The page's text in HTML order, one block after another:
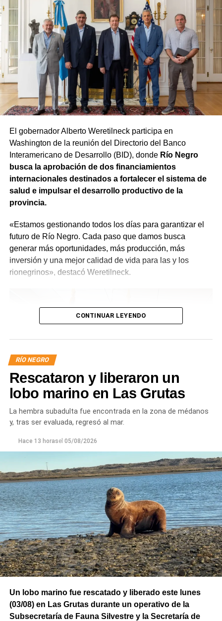
caso de ser aprobado y promulgado, el Poder
Ejecutivo dispondrá de 60 días para dictar el decreto
reglamentario que establecerá los detalles del
proceso.
La funcionaria sostuvo además que la iniciativa no solo
representa una solución para los agentes que se
encuentren en condiciones de acceder a la estabilidad,
sino que también busca garantizar que el procedimiento
se desarrolle con responsabilidad. «Tenemos que dar
hecho con absoluta responsabilidad y con la visión de
que quienes estén trabajando en el Estado sean los
mejores», expresó.
El gobernador Alberto Weretilneck participa en
Washington de la reunión del Directorio del Banco
Interamericano de Desarrollo (BID), donde Río Negro
busca la aprobación de dos financiamientos
internacionales destinados a fortalecer el sistema de
salud e impulsar el desarrollo productivo de la
provincia.
«Estamos gestionando todos los días para garantizar el
futuro de Río Negro. Cada paso que damos busca
generar más oportunidades, más producción, más
inversión y una mejor calidad de vida para las y los
rionegrinos», destacó Weretilneck.
Las gestiones ante el BID comprenden un crédito de
85 millones de dólares destinado a ampliar la
producción, incorporar nuevas áreas bajo riegoy
fortalecer la capacidad de la provincia para enfrentar los
dólares para equipamiento y modernización de los
hospitales.
CONTINUAR LEYENDO
RÍO NEGRO
Rescataron y liberaron un
lobo marino en Las Grutas
La hembra subadulta fue encontrada en la zona de médanos
y, tras ser evaluada, regresó al mar.
Hace 13 horasel 05/08/2026
Un lobo marino fue rescatado y liberado este lunes
(03/08) en Las Grutas durante un operativo de la
Subsecretaría de Fauna Silvestre y la Secretaría de